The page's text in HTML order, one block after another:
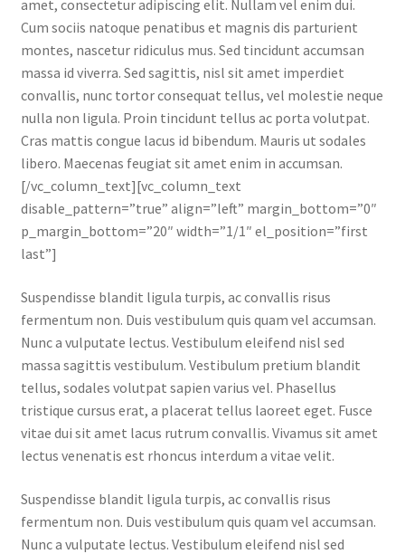
amet, consectetur adipiscing elit. Nullam vel enim dui.
Cum sociis natoque penatibus et magnis dis parturient
montes, nascetur ridiculus mus. Sed tincidunt accumsan
massa id viverra. Sed sagittis, nisl sit amet imperdiet
convallis, nunc tortor consequat tellus, vel molestie neque
nulla non ligula. Proin tincidunt tellus ac porta volutpat.
Cras mattis congue lacus id bibendum. Mauris ut sodales
libero. Maecenas feugiat sit amet enim in accumsan.
[/vc_column_text][vc_column_text
disable_pattern=”true” align=”left” margin_bottom=”0″
p_margin_bottom=”20″ width=”1/1″ el_position=”first
last”]
Suspendisse blandit ligula turpis, ac convallis risus
fermentum non. Duis vestibulum quis quam vel accumsan.
Nunc a vulputate lectus. Vestibulum eleifend nisl sed
massa sagittis vestibulum. Vestibulum pretium blandit
tellus, sodales volutpat sapien varius vel. Phasellus
tristique cursus erat, a placerat tellus laoreet eget. Fusce
vitae dui sit amet lacus rutrum convallis. Vivamus sit amet
lectus venenatis est rhoncus interdum a vitae velit.
Suspendisse blandit ligula turpis, ac convallis risus
fermentum non. Duis vestibulum quis quam vel accumsan.
Nunc a vulputate lectus. Vestibulum eleifend nisl sed